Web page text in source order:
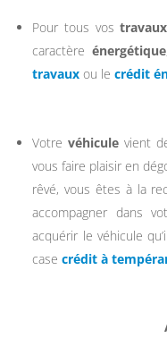
Pour tous vos
caractère énergétique
travaux ou le crédit
Votrevéhicule vient
vous faire plaisir en
rêvé, vous êtes à la
accompagner dans
acquérir le véhicule
casecrédit à